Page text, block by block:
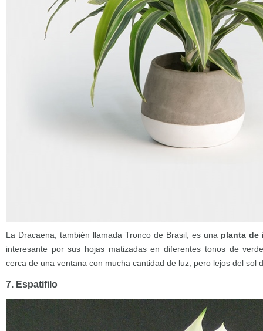
La Dracaena, también llamada Tronco de Brasil, es una planta de
interesante por sus hojas matizadas en diferentes tonos de
cerca de una ventana con mucha cantidad de luz, pero lejos del sol
7. Espatifilo